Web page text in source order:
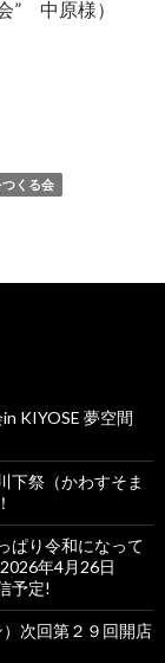
” 中原様）
くる会
KIYOSE 夢空間
祭（かわすそま
ぱり令和になって
年4月26日
予定!
次回第２９回開店